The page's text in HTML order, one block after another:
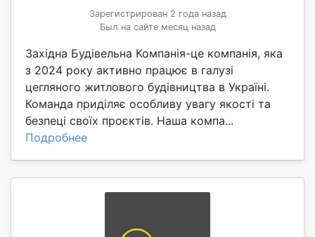
Зарегистрирован 2 года назад
Был на сайте месяц назад
Західна Будівельна Компанія-це компанія, яка
з 2024 року активно працює в галузі
цегляного житлового будівництва в Україні.
Команда приділяє особливу увагу якості та
безпеці своїх проєктів. Наша компа...
Подробнее